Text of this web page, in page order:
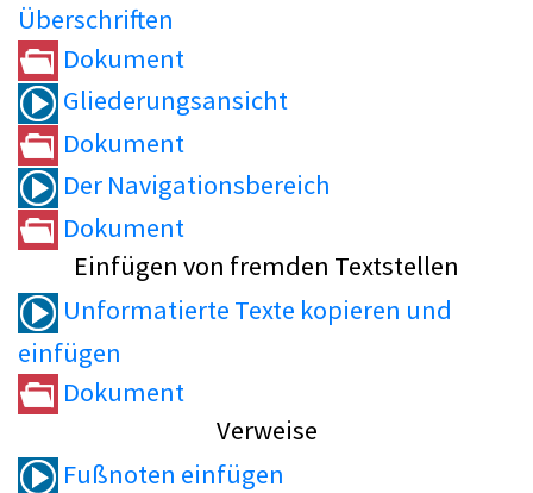
Überschriften
Dokument
Gliederungsansicht
Dokument
Der Navigationsbereich
Dokument
Einfügen von fremden Textstellen
Unformatierte Texte kopieren und
einfügen
Dokument
Verweise
Fußnoten einfügen